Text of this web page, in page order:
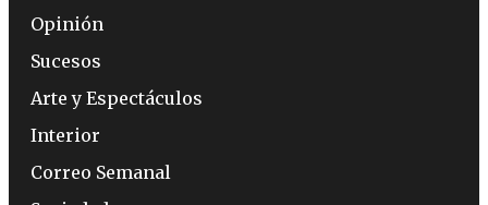
Opinión
Sucesos
Arte y Espectáculos
Interior
Correo Semanal